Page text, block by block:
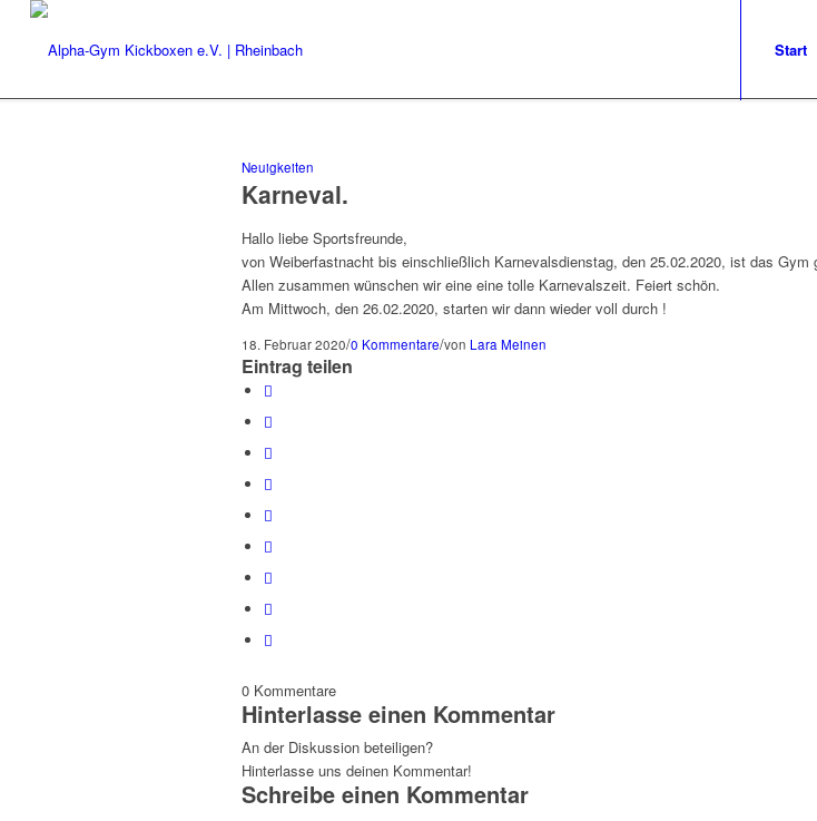
Start
Neuigkeiten
Karneval.
Hallo liebe Sportsfreunde,
von Weiberfastnacht bis einschließlich Karnevalsdienstag, den 25.02.2020, ist das Gym
Allen zusammen wünschen wir eine eine tolle Karnevalszeit. Feiert schön.
Am Mittwoch, den 26.02.2020, starten wir dann wieder voll durch !
18. Februar 2020/0 Kommentare/von Lara Meinen
Eintrag teilen
0 Kommentare
Hinterlasse einen Kommentar
An der Diskussion beteiligen?
Hinterlasse uns deinen Kommentar!
Schreibe einen Kommentar